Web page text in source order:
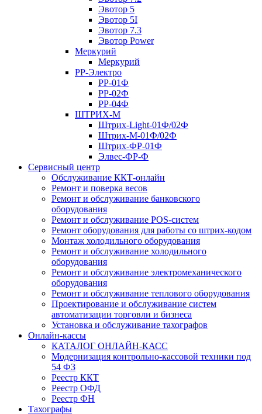
Эвотор 5
Эвотор 5I
Эвотор 7.3
Эвотор Power
Меркурий
Меркурий
РР-Электро
РР-01Ф
РР-02Ф
РР-04Ф
ШТРИХ-М
Штрих-Light-01Ф/02Ф
Штрих-М-01Ф/02Ф
Штрих-ФР-01Ф
Элвес-ФР-Ф
Сервисный центр
Обслуживание ККТ-онлайн
Ремонт и поверка весов
Ремонт и обслуживание банковского
оборудования
Ремонт и обслуживание POS-систем
Ремонт оборудования для работы со штрих-кодом
Монтаж холодильного оборудования
Ремонт и обслуживание холодильного
оборудования
Ремонт и обслуживание электромеханического
оборудования
Ремонт и обслуживание теплового оборудования
Проектирование и обслуживание систем
автоматизации торговли и бизнеса
Установка и обслуживание тахографов
Онлайн-кассы
КАТАЛОГ ОНЛАЙН-КАСС
Модернизация контрольно-кассовой техники под
54 ФЗ
Реестр ККТ
Реестр ОФД
Реестр ФН
Тахографы